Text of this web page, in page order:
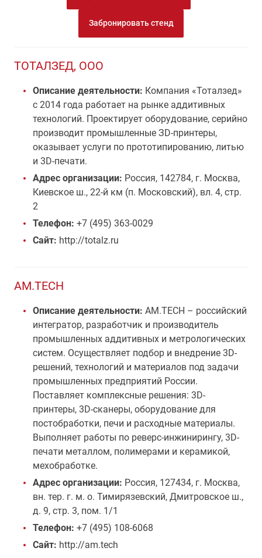
Забронировать стенд
ТОТАЛЗЕД, ООО
Описание деятельности: Компания «Тоталзед»
с 2014 года работает на рынке аддитивных
технологий. Проектирует оборудование, серийно
производит промышленные ЗD-принтеры,
оказывает услуги по прототипированию, литью
и 3D-печати.
Адрес организации: Россия, 142784, г. Москва,
Киевское ш., 22-й км (п. Московский), вл. 4, стр.
2
Телефон: +7 (495) 363-0029
Сайт: http://totalz.ru
AM.TECH
Описание деятельности: AM.TECH – российский
интегратор, разработчик и производитель
промышленных аддитивных и метрологических
систем. Осуществляет подбор и внедрение 3D-
решений, технологий и материалов под задачи
промышленных предприятий России.
Поставляет комплексные решения: 3D-
принтеры, 3D-сканеры, оборудование для
постобработки, печи и расходные материалы.
Выполняет работы по реверс-инжинирингу, 3D-
печати металлом, полимерами и керамикой,
мехобработке.
Адрес организации: Россия, 127434, г. Москва,
вн. тер. г. м. о. Тимирязевский, Дмитровское ш.,
д. 9, стр. 3, пом. 1/1
Телефон: +7 (495) 108-6068
Сайт: http://am.tech